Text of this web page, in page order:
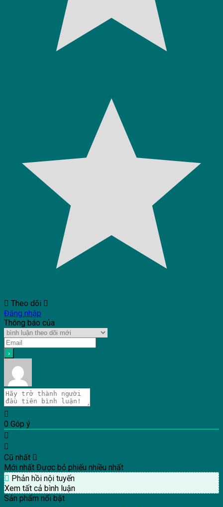
Theo dõi
Đăng nhập
Thông báo của
0 Góp ý
Cũ nhất
Mới nhất Được bỏ phiếu nhiều nhất
Phản hồi nội tuyến
Xem tất cả bình luận
Sản phẩm nổi bật